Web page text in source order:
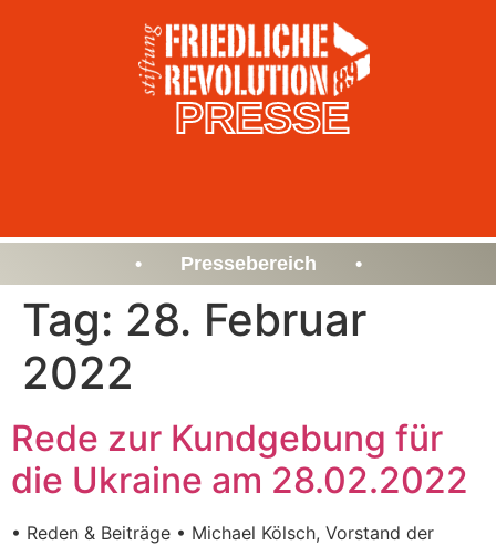
PRESSE
• Pressebereich •
Tag: 28. Februar
2022
Rede zur Kundgebung für
die Ukraine am 28.02.2022
• Reden & Beiträge • Michael Kölsch, Vorstand der